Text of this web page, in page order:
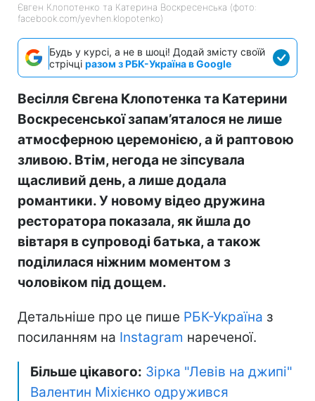
Євген Клопотенко та Катерина Воскресенська (фото:
facebook.com/yevhen.klopotenko)
Будь у курсі, а не в шоці! Додай змісту своїй
стрічці разом з РБК-Україна в Google
Весілля Євгена Клопотенка та Катерини
Воскресенської запам’яталося не лише
атмосферною церемонією, а й раптовою
зливою. Втім, негода не зіпсувала
щасливий день, а лише додала
романтики. У новому відео дружина
ресторатора показала, як йшла до
вівтаря в супроводі батька, а також
поділилася ніжним моментом з
чоловіком під дощем.
Детальніше про це пише РБК-Україна з
посиланням на Instagram нареченої.
Більше цікавого: Зірка "Левів на джипі"
Валентин Міхієнко одружився